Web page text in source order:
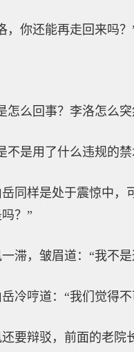
，你还能再走回来吗？
怎么回事？李洛怎么
不是用了什么违规的禁
同样是处于震惊中，
？”
滞，皱眉道：“我不
冷哼道：“我们觉得
要辩驳，前面的老院